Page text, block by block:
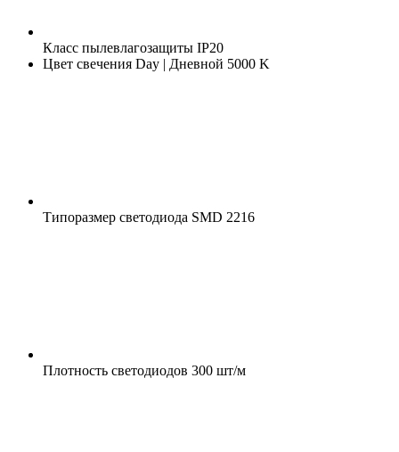
Класс пылевлагозащиты IP20
Цвет свечения Day | Дневной 5000 K
Типоразмер светодиода SMD 2216
Плотность светодиодов 300 шт/м